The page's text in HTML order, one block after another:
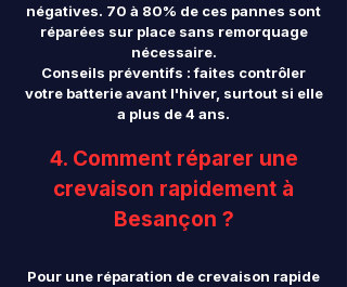
négatives. 70 à 80% de ces pannes sont
réparées sur place sans remorquage
nécessaire.
Conseils préventifs : faites contrôler
votre batterie avant l'hiver, surtout si elle
a plus de 4 ans.
4. Comment réparer une
crevaison rapidement à
Besançon ?
Pour une réparation de crevaison rapide